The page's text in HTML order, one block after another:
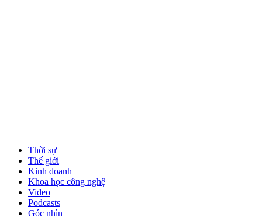
Thời sự
Thế giới
Kinh doanh
Khoa học công nghệ
Video
Podcasts
Góc nhìn